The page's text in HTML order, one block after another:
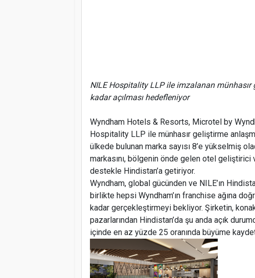
NILE Hospitality LLP ile imzalanan münhasır
kadar açılması hedefleniyor
Wyndham Hotels & Resorts, Microtel by
Hospitality LLP ile münhasır geliştirme
ülkede bulunan marka sayısı 8’e yükselmiş
markasını, bölgenin önde gelen otel
destekle Hindistan’a getiriyor.
Wyndham, global gücünden ve NILE’ın
birlikte hepsi Wyndham’ın franchise ağına
kadar gerçekleştirmeyi bekliyor. Şirketin,
pazarlarından Hindistan’da şu anda açık
içinde en az yüzde 25 oranında büyüme